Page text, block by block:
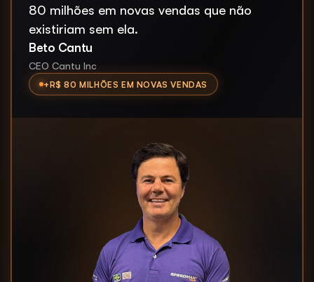
80 milhões em novas vendas que não
existiriam sem ela.
Beto Cantu
CEO Cantu Inc
+R$ 80 MILHÕES EM NOVAS VENDAS